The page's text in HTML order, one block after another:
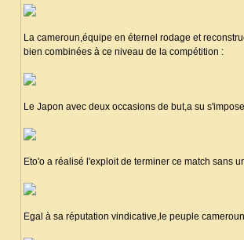
La cameroun,équipe en éternel rodage et
bien combinées à ce niveau de la compétition :
Le Japon avec deux occasions de but,a su
Eto'o a réalisé l'exploit de terminer ce match sans
Egal à sa réputation vindicative,le peuple